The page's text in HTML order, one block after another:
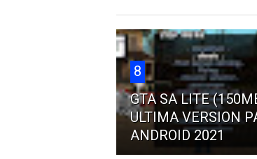
8
GTA SA LITE
ULTIMA VERSION
ANDROID 2021